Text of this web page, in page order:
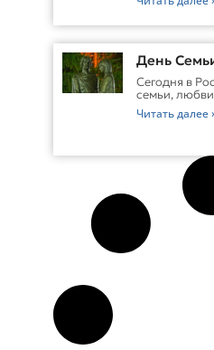
День
Сегодня в
семьи,
Читать далее